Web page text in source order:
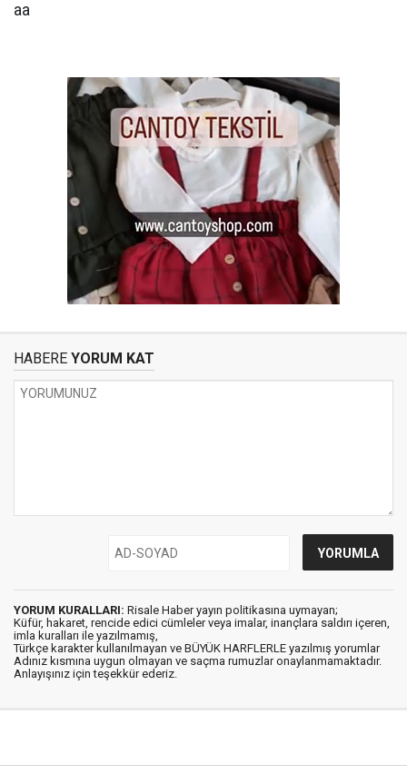
aa
HABERE YORUM KAT
YORUM KURALLARI: Risale Haber yayın politikasına uymayan;
Küfür, hakaret, rencide edici cümleler veya imalar, inançlara saldırı içeren,
imla kuralları ile yazılmamış,
Türkçe karakter kullanılmayan ve BÜYÜK HARFLERLE yazılmış yorumlar
Adınız kısmına uygun olmayan ve saçma rumuzlar onaylanmamaktadır.
Anlayışınız için teşekkür ederiz.